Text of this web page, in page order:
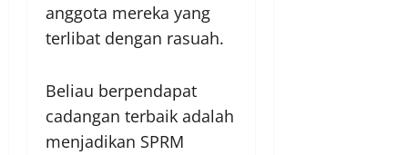
anggota mereka yang
terlibat dengan rasuah.
Beliau berpendapat
cadangan terbaik adalah
menjadikan SPRM